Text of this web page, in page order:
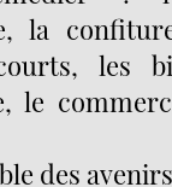
la
les
le
des